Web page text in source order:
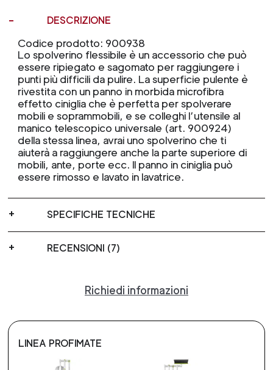
DESCRIZIONE
Codice prodotto: 900938
Lo spolverino flessibile è un accessorio che può
essere ripiegato e sagomato per raggiungere i
punti più difficili da pulire. La superficie pulente è
rivestita con un panno in morbida microfibra
effetto ciniglia che è perfetta per spolverare
mobili e soprammobili, e se colleghi l’utensile al
manico telescopico universale (art. 900924)
della stessa linea, avrai uno spolverino che ti
aiuterà a raggiungere anche la parte superiore di
mobili, ante, porte ecc. Il panno in ciniglia può
essere rimosso e lavato in lavatrice.
SPECIFICHE TECNICHE
RECENSIONI (7)
Richiedi informazioni
LINEA PROFIMATE